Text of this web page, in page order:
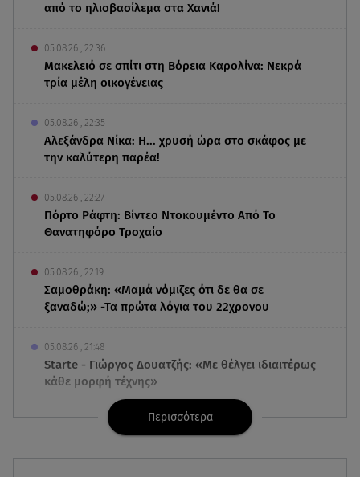
από το ηλιοβασίλεμα στα Χανιά!
05.08.26 , 22:36
Μακελειό σε σπίτι στη Βόρεια Καρολίνα: Νεκρά
τρία μέλη οικογένειας
05.08.26 , 22:35
Αλεξάνδρα Νίκα: Η... χρυσή ώρα στο σκάφος με
την καλύτερη παρέα!
05.08.26 , 22:27
Πόρτο Ράφτη: Bίντεο Ντοκουμέντο Από Το
Θανατηφόρο Τροχαίο
05.08.26 , 22:19
Σαμοθράκη: «Μαμά νόμιζες ότι δε θα σε
ξαναδώ;» -Τα πρώτα λόγια του 22χρονου
05.08.26 , 21:48
Starte - Γιώργος Δουατζής: «Με θέλγει ιδιαιτέρως
κάθε μορφή τέχνης»
«Στην κόψη του ξυραφιού» οι συνομιλίες ΗΠΑ –
Ιράν
Περισσότερα